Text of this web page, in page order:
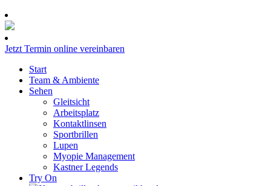
Jetzt Termin online vereinbaren
Start
Team & Ambiente
Sehen
Gleitsicht
Arbeitsplatz
Kontaktlinsen
Sportbrillen
Lupen
Myopie Management
Kastner Legends
Try On